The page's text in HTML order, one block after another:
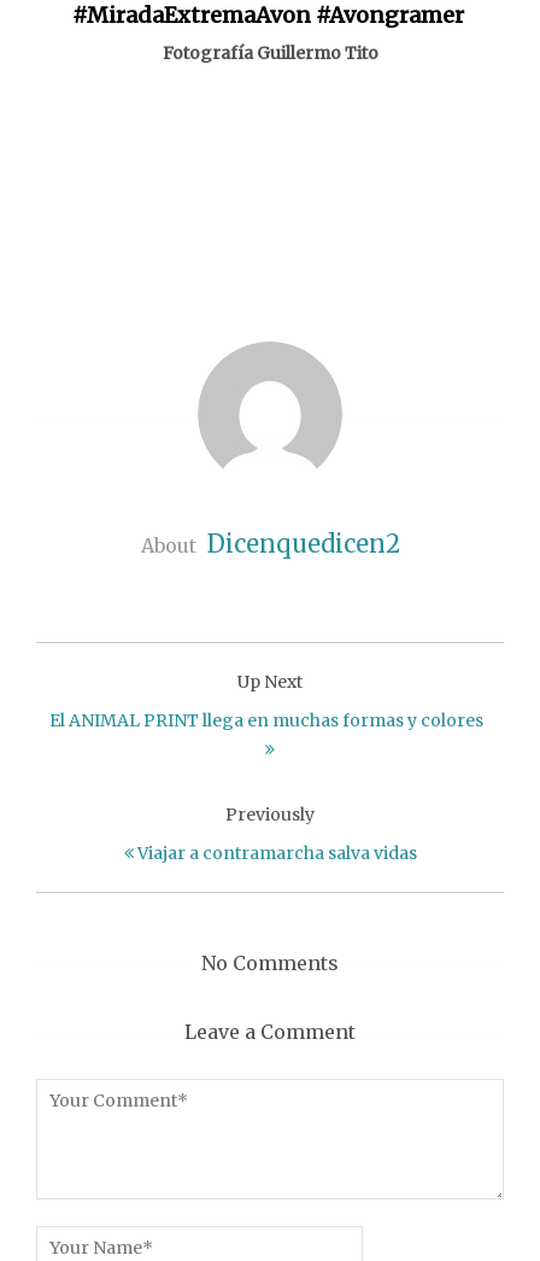
#MiradaExtremaAvon #Avongramer
Fotografía Guillermo Tito
About Dicenquedicen2
Up Next
El ANIMAL PRINT llega en muchas formas y colores
Previously
Viajar a contramarcha salva vidas
No Comments
Leave a Comment